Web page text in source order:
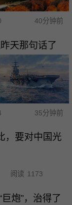
40分钟前
天那句话了
35分钟前
，要对中国光
阅读 1173
炮”，治得了